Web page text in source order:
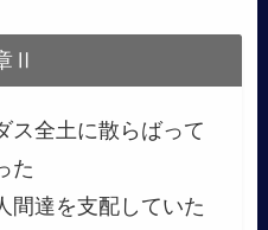
Ⅱ
ス全土に散らばって
た
間達を支配していた